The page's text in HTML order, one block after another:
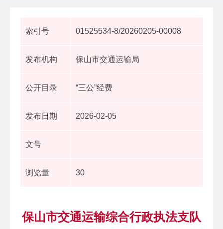
索引号 01525534-8/20260205-00008
发布机构 保山市交通运输局
公开目录 “三公”经费
发布日期 2026-02-05
文号
浏览量 30
保山市交通运输综合行政执法支队